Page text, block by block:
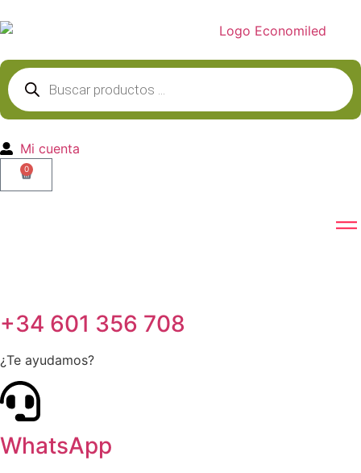
Mi cuenta
0
+34 601 356 708
¿Te ayudamos?
WhatsApp